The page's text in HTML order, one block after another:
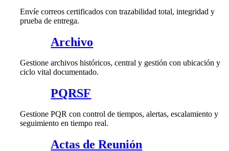
Envíe correos certificados con trazabilidad total, integridad y
prueba de entrega.
Archivo
Gestione archivos históricos, central y gestión con ubicación y
ciclo vital documentado.
PQRSF
Gestione PQR con control de tiempos, alertas, escalamiento y
seguimiento en tiempo real.
Actas de Reunión